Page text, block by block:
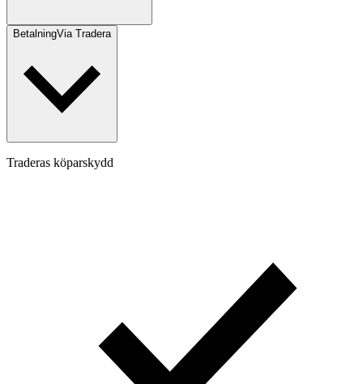
BetalningVia Tradera
Traderas köparskydd